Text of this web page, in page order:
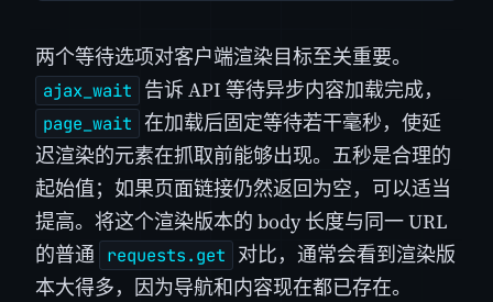
两个等待选项对客户端渲染目标至关重要。
ajax_wait 告诉 API 等待异步内容加载完成，
page_wait 在加载后固定等待若干毫秒，使延
迟渲染的元素在抓取前能够出现。五秒是合理的
起始值；如果页面链接仍然返回为空，可以适当
提高。将这个渲染版本的 body 长度与同一 URL
的普通
requests.get
对比，通常会看到渲染版
本大得多，因为导航和内容现在都已存在。